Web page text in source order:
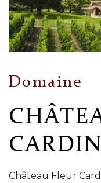
Domaine
Château Fleur